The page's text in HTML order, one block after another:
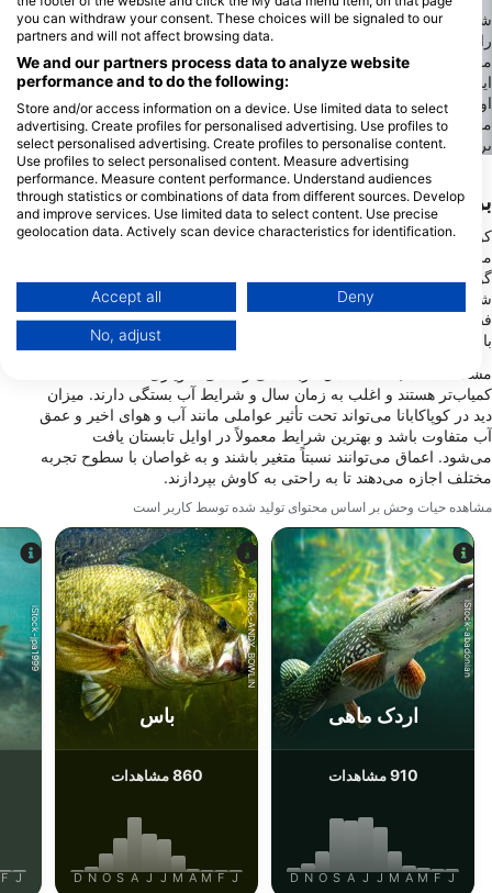
شرایط زمستانی، دمای سردتر زیر ۵ درجه سانتیگراد/۴۱ درجه فارنهایت
را به همراه دارد، و احتمال وجود پوشش یخی که می‌تواند دسترسی را
محدود کند، وجود دارد. غواصی در زمستان کمتر توصیه می‌شود، مگر
اینکه هدف غواصی در یخ باشد. بهترین ماه‌ها برای غواصی اواخر بهار و
اوایل پاییز است، زمانی که شرایط، دید مطلوب و دمای مطبوع را فراهم
می‌کند. غواصان باید از تغییرات فصلی آگاه باشند و برای بهترین تجربه،
برنامه‌ریزی کنند.
برترین دیدنی‌های حیات وحش در کوپاکابانا
کوپاکابانا در گراتس طیف متنوعی از حیات وحش آب شیرین را ارائه
می‌دهد و آن را به مکانی جذاب برای غواصان تبدیل می‌کند. در میان
گونه‌های معمول ماهی، می‌توانید با اردک‌ماهی، سوف و کپور روبرو
شوید که در تمام طول سال رایج هستند. نکته قابل توجه این است که در
فصول خاص، غواصان ممکن است شاهد فعالیت‌های تخم‌ریزی این گونه‌ها
باشند که منظره‌ای بی‌نظیر را در زیر آب ایجاد می‌کند.
مشاهدات گاه به گاه شامل گربه‌ماهی و ماهی خاویاری است که
کمیاب‌تر هستند و اغلب به زمان سال و شرایط آب بستگی دارند. میزان
دید در کوپاکابانا می‌تواند تحت تأثیر عواملی مانند آب و هوای اخیر و عمق
آب متفاوت باشد و بهترین شرایط معمولاً در اوایل تابستان یافت
می‌شود. اعماق می‌توانند نسبتاً متغیر باشند و به غواصان با سطوح تجربه
مختلف اجازه می‌دهند تا به راحتی به کاوش بپردازند.
مشاهده حیات وحش بر اساس محتوای تولید شده توسط کاربر است
iStock-abadonian
اردک ماهی
910مشاهدات
J
F
M
A
M
J
J
A
S
O
N
D
iStock-ANDY_BOWLIN
باس
860مشاهدات
J
F
M
A
M
J
J
A
S
O
N
D
iStock-jpa1999
J
F
you can withdraw your consent. These choices will be signaled to our
partners and will not affect browsing data.
We and our partners process data to analyze website
performance and to do the following:
Store and/or access information on a device. Use limited data to select
advertising. Create profiles for personalised advertising. Use profiles to
select personalised advertising. Create profiles to personalise content.
Use profiles to select personalised content. Measure advertising
performance. Measure content performance. Understand audiences
through statistics or combinations of data from different sources. Develop
and improve services. Use limited data to select content. Use precise
geolocation data. Actively scan device characteristics for identification.
Data may be shared outside of the European Union and send to the USA.
Your consent and the cookie policy applies solely to this website/app.
View Partner List (1 IAB Vendors)
IAB processing purposes:
Store and/or access information on a device
Use limited data to select advertising
Use profiles to select personalised
advertising
Create profiles to personalise content
Use profiles to select personalised content
Measure advertising performance
Measure content performance
Develop and improve services
Accept all Deny
No, adjust